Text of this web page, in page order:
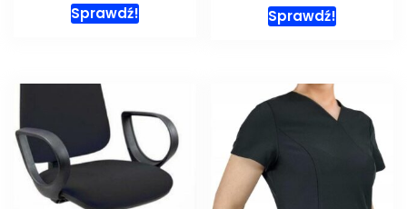
Sprawdź! Sprawdź!